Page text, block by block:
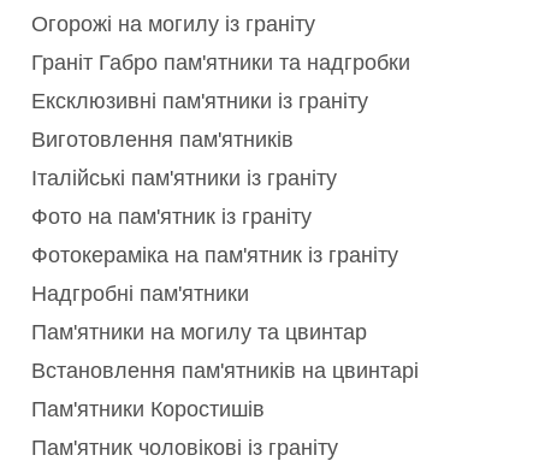
Огорожі на могилу із граніту
Граніт Габро пам'ятники та надгробки
Ексклюзивні пам'ятники із граніту
Виготовлення пам'ятників
Італійські пам'ятники із граніту
Фото на пам'ятник із граніту
Фотокераміка на пам'ятник із граніту
Надгробні пам'ятники
Пам'ятники на могилу та цвинтар
Встановлення пам'ятників на цвинтарі
Пам'ятники Коростишів
Пам'ятник чоловікові із граніту